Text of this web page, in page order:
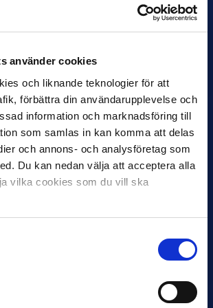
använder cookies
och liknande teknologier för att
förbättra din användarupplevelse och
information och marknadsföring till
som samlas in kan komma att delas
och annons- och analysföretag som
Du kan nedan välja att acceptera alla
vilka cookies som du vill ska